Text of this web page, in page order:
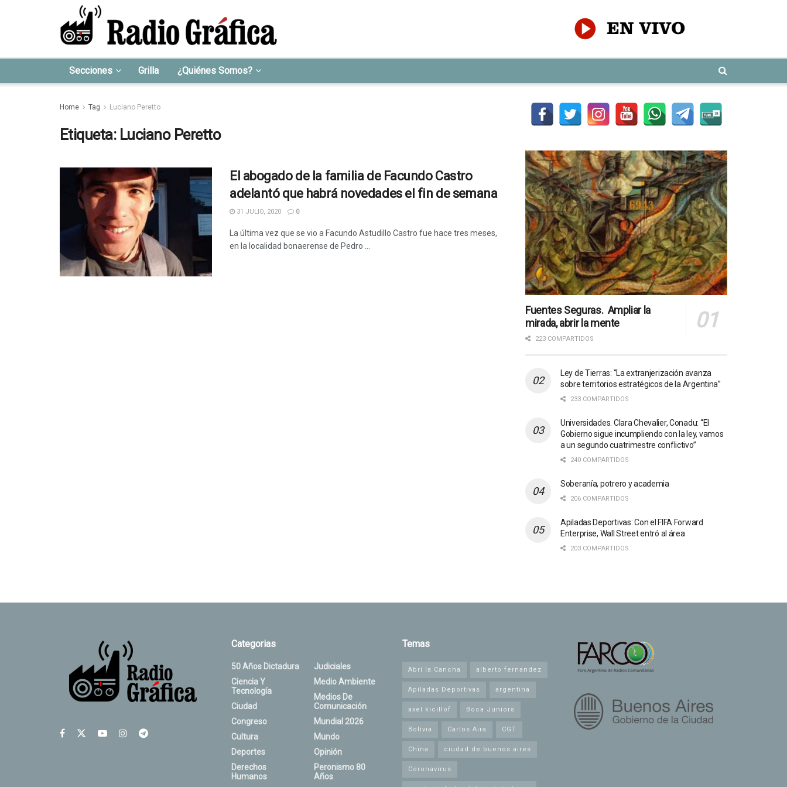
Secciones Grilla ¿Quiénes Somos?
Home Tag Luciano Peretto
Etiqueta: Luciano Peretto
El abogado de la familia de Facundo Castro
adelantó que habrá novedades el fin de semana
31 JULIO, 2020 0
La última vez que se vio a Facundo Astudillo Castro fue hace tres meses,
en la localidad bonaerense de Pedro ...
Fuentes Seguras. Ampliar la
mirada, abrir la mente
223 COMPARTIDOS
Ley de Tierras: “La extranjerización avanza
sobre territorios estratégicos de la Argentina”
233 COMPARTIDOS
Universidades. Clara Chevalier, Conadu: “El
Gobierno sigue incumpliendo con la ley, vamos
a un segundo cuatrimestre conflictivo”
240 COMPARTIDOS
Soberanía, potrero y academia
206 COMPARTIDOS
Apiladas Deportivas: Con el FIFA Forward
Enterprise, Wall Street entró al área
203 COMPARTIDOS
Categorias
50 Años Dictadura
Ciencia Y
Tecnología
Ciudad
Congreso
Cultura
Deportes
Derechos
Humanos
Judiciales
Medio Ambiente
Medios De
Comunicación
Mundial 2026
Mundo
Opinión
Peronismo 80
Años
Temas
Abrí la Cancha alberto fernandez
Apiladas Deportivas argentina
axel kicillof Boca Juniors
Bolivia Carlos Aira CGT
China ciudad de buenos aires
Coronavirus